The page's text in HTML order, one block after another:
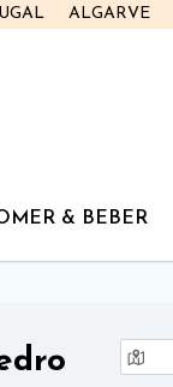
ALGARVE
& BEBER